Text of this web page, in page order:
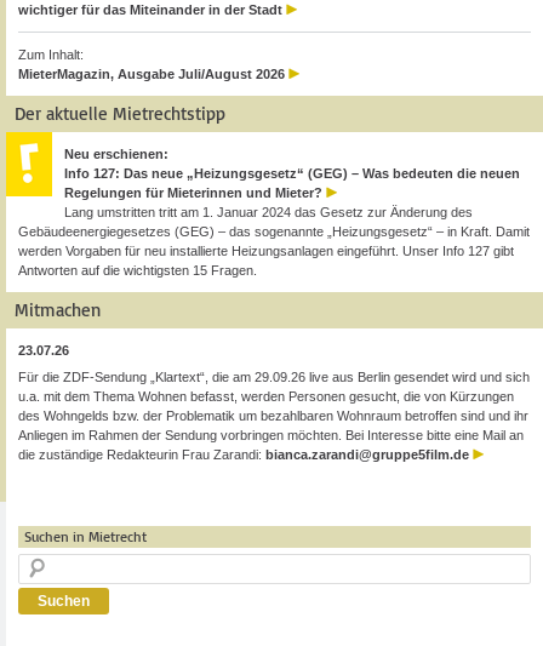
wichtiger für das Miteinander in der Stadt
Zum Inhalt:
MieterMagazin, Ausgabe Juli/August 2026
Der aktuelle Mietrechtstipp
Neu erschienen:
Info 127: Das neue „Heizungsgesetz“ (GEG) – Was bedeuten die neuen
Regelungen für Mieterinnen und Mieter?
Lang umstritten tritt am 1. Januar 2024 das Gesetz zur Änderung des
Gebäudeenergiegesetzes (GEG) – das sogenannte „Heizungsgesetz“ – in Kraft. Damit
werden Vorgaben für neu installierte Heizungsanlagen eingeführt. Unser Info 127 gibt
Antworten auf die wichtigsten 15 Fragen.
Mitmachen
23.07.26
Für die ZDF-Sendung „Klartext“, die am 29.09.26 live aus Berlin gesendet wird und sich
u.a. mit dem Thema Wohnen befasst, werden Personen gesucht, die von Kürzungen
des Wohngelds bzw. der Problematik um bezahlbaren Wohnraum betroffen sind und ihr
Anliegen im Rahmen der Sendung vorbringen möchten. Bei Interesse bitte eine Mail an
die zuständige Redakteurin Frau Zarandi: bianca.zarandi@gruppe5film.de
Suchen in Mietrecht